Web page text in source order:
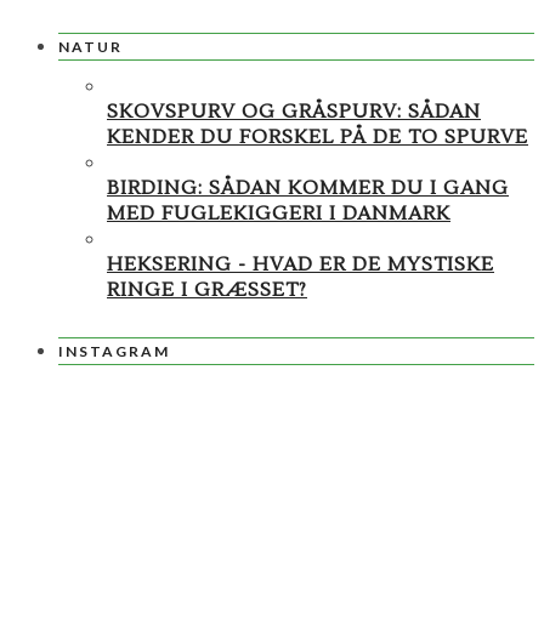
NATUR
SKOVSPURV OG GRÅSPURV: SÅDAN
KENDER DU FORSKEL PÅ DE TO SPURVE
BIRDING: SÅDAN KOMMER DU I GANG
MED FUGLEKIGGERI I DANMARK
HEKSERING - HVAD ER DE MYSTISKE
RINGE I GRÆSSET?
INSTAGRAM